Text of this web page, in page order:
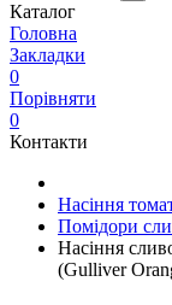
Каталог
Головна
Закладки
0
Порівняти
0
Контакти
Насіння
Помідори
Насіння
(Gulliver